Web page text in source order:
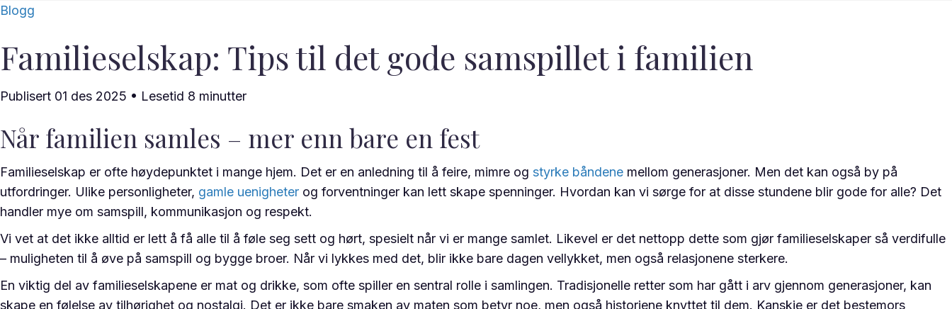
Blogg
Familieselskap: Tips til det gode samspillet i familien
Publisert 01 des 2025 • Lesetid 8 minutter
Når familien samles – mer enn bare en fest
Familieselskap er ofte høydepunktet i mange hjem. Det er en anledning til å feire, mimre og styrke båndene mellom generasjoner. Men det kan også by på
utfordringer. Ulike personligheter, gamle uenigheter og forventninger kan lett skape spenninger. Hvordan kan vi sørge for at disse stundene blir gode for alle? Det
handler mye om samspill, kommunikasjon og respekt.
Vi vet at det ikke alltid er lett å få alle til å føle seg sett og hørt, spesielt når vi er mange samlet. Likevel er det nettopp dette som gjør familieselskaper så verdifulle
– muligheten til å øve på samspill og bygge broer. Når vi lykkes med det, blir ikke bare dagen vellykket, men også relasjonene sterkere.
En viktig del av familieselskapene er mat og drikke, som ofte spiller en sentral rolle i samlingen. Tradisjonelle retter som har gått i arv gjennom generasjoner, kan
skape en følelse av tilhørighet og nostalgi. Det er ikke bare smaken av maten som betyr noe, men også historiene knyttet til dem. Kanskje er det bestemors